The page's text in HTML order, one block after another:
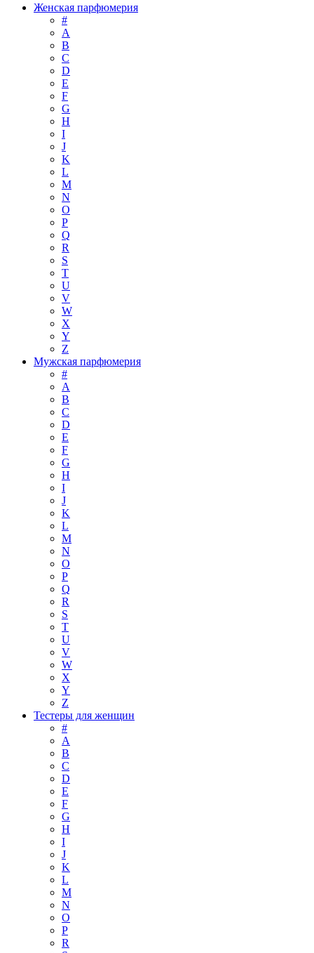
Женская парфюмерия
#
А
B
C
D
E
F
G
H
I
J
K
L
M
N
O
P
Q
R
S
T
U
V
W
X
Y
Z
Мужская парфюмерия
#
A
B
C
D
E
F
G
H
I
J
K
L
M
N
O
P
Q
R
S
T
U
V
W
X
Y
Z
Тестеры для женщин
#
A
B
C
D
E
F
G
H
I
J
K
L
M
N
O
P
R